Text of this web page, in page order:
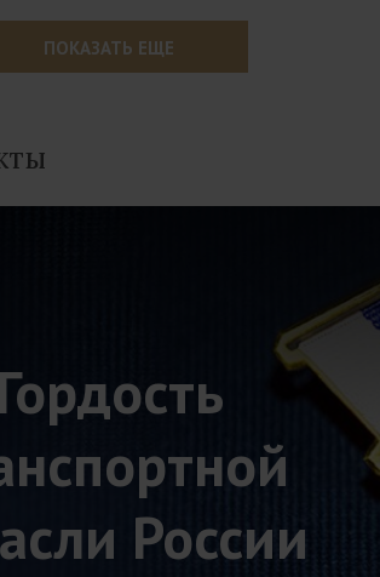
ПОКАЗАТЬ ЕЩЕ
Гордость
России